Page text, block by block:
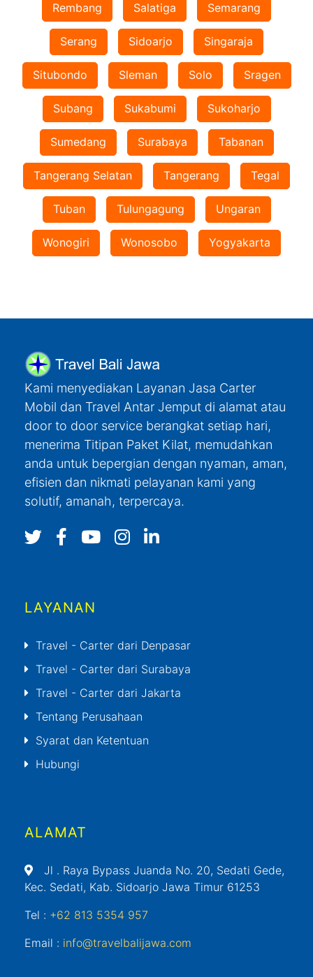
Rembang Salatiga Semarang
Serang Sidoarjo Singaraja
Situbondo Sleman Solo Sragen
Subang Sukabumi Sukoharjo
Sumedang Surabaya Tabanan
Tangerang Selatan Tangerang Tegal
Tuban Tulungagung Ungaran
Wonogiri Wonosobo Yogyakarta
Kami menyediakan Layanan Jasa Carter
Mobil dan Travel Antar Jemput di alamat atau
door to door service berangkat setiap hari,
menerima Titipan Paket Kilat, memudahkan
anda untuk bepergian dengan nyaman, aman,
efisien dan nikmati pelayanan kami yang
solutif, amanah, terpercaya.
LAYANAN
Travel - Carter dari Denpasar
Travel - Carter dari Surabaya
Travel - Carter dari Jakarta
Tentang Perusahaan
Syarat dan Ketentuan
Hubungi
ALAMAT
Jl . Raya Bypass Juanda No. 20, Sedati Gede,
Kec. Sedati, Kab. Sidoarjo Jawa Timur 61253
Tel : +62 813 5354 957
Email : info@travelbalijawa.com